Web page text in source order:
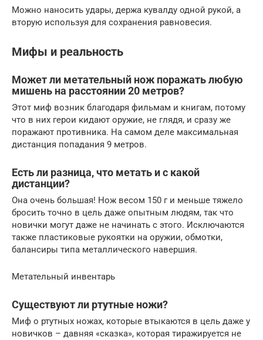
Можно наносить удары, держа кувалду одной рукой, а
вторую используя для сохранения равновесия.
Мифы и реальность
Может ли метательный нож поражать любую
мишень на расстоянии 20 метров?
Этот миф возник благодаря фильмам и книгам, потому
что в них герои кидают оружие, не глядя, и сразу же
поражают противника. На самом деле максимальная
дистанция попадания 9 метров.
Есть ли разница, что метать и с какой
дистанции?
Она очень большая! Нож весом 150 г и меньше тяжело
бросить точно в цель даже опытным людям, так что
новички могут даже не начинать с этого. Исключаются
также пластиковые рукоятки на оружии, обмотки,
балансиры типа металлического навершия.
Метательный инвентарь
Существуют ли ртутные ножи?
Миф о ртутных ножах, которые втыкаются в цель даже у
новичков – давняя «сказка», которая тиражируется не